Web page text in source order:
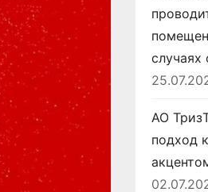
случаях
АО
подход